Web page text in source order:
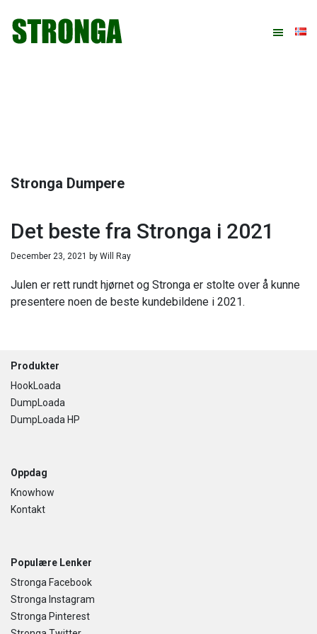
primær
hovedinnhold
primært
bunntekst
Stronga Dumpere
Det beste fra Stronga i 2021
December 23, 2021 by Will Ray
Julen er rett rundt hjørnet og Stronga er stolte over å kunne
presentere noen de beste kundebildene i 2021.
Footer
Produkter
HookLoada
DumpLoada
DumpLoada HP
Oppdag
Knowhow
Kontakt
Populære Lenker
Stronga Facebook
Stronga Instagram
Stronga Pinterest